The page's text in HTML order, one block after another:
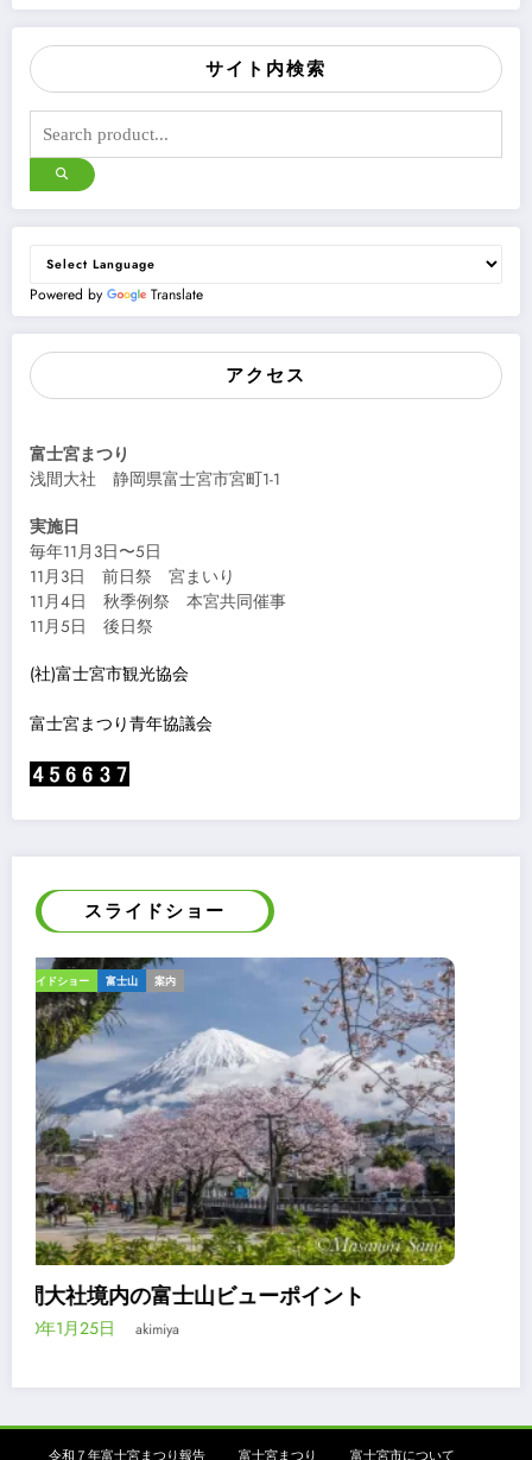
サイト内検索
Powered by Translate
アクセス
富士宮まつり
浅間大社 静岡県富士宮市宮町1-1
実施日
毎年11月3日〜5日
11月3日 前日祭 宮まいり
11月4日 秋季例祭 本宮共同催事
11月5日 後日祭
(社)富士宮市観光協会
富士宮まつり青年協議会
スライドショー
ギャラリー 報告
令和2年浅間大社流鏑馬祭は神事のみ
2020年3月24日